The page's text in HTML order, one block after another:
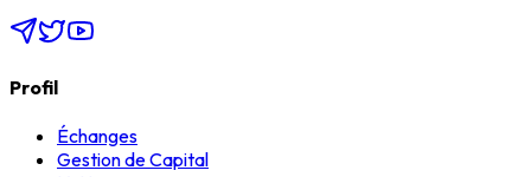
Profil
Échanges
Gestion de Capital